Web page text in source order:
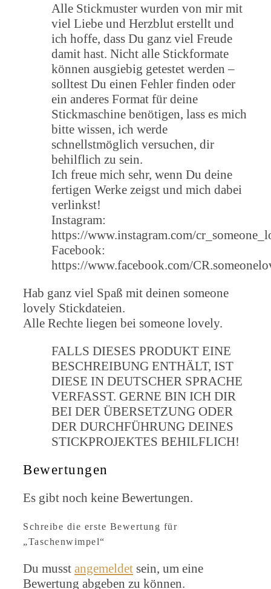
Alle Stickmuster wurden von mir mit
viel Liebe und Herzblut erstellt und
ich hoffe, dass Du ganz viel Freude
damit hast. Nicht alle Stickformate
können ausgiebig getestet werden –
solltest Du einen Fehler finden oder
ein anderes Format für deine
Stickmaschine benötigen, lass es mich
bitte wissen, ich werde
schnellstmöglich versuchen, dir
behilflich zu sein.
Ich freue mich sehr, wenn Du deine
fertigen Werke zeigst und mich dabei
verlinkst!
Instagram:
https://www.instagram.com/
Facebook:
https://www.facebook.com/
Hab ganz viel Spaß mit deinen someone
lovely Stickdateien.
Alle Rechte liegen bei someone lovely.
FALLS DIESES PRODUKT EINE
BESCHREIBUNG ENTHÄLT, IST
DIESE IN DEUTSCHER SPRACHE
VERFASST. GERNE BIN ICH DIR
BEI DER ÜBERSETZUNG ODER
DER DURCHFÜHRUNG DEINES
STICKPROJEKTES BEHILFLICH!
Bewertungen
Es gibt noch keine Bewertungen.
Schreibe die erste Bewertung für
„Taschenwimpel“
Du musst angemeldet sein, um eine
Bewertung abgeben zu können.